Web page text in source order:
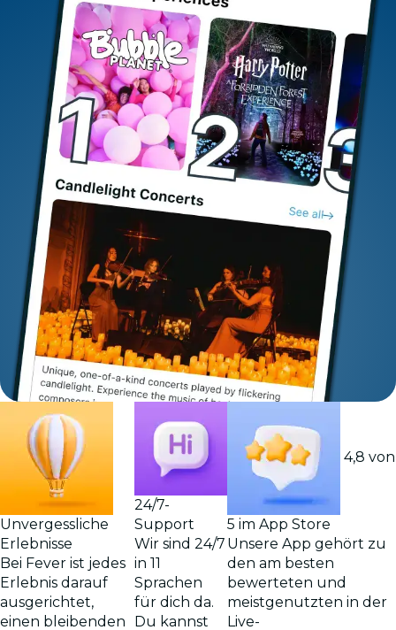
Unvergessliche
Erlebnisse
Bei Fever ist jedes
Erlebnis darauf
ausgerichtet,
einen bleibenden
24/7-
Support
Wir sind 24/7
in 11
Sprachen
für dich da.
Du kannst
4,8 von
5 im App Store
Unsere App gehört zu
den am besten
bewerteten und
meistgenutzten in der
Live-